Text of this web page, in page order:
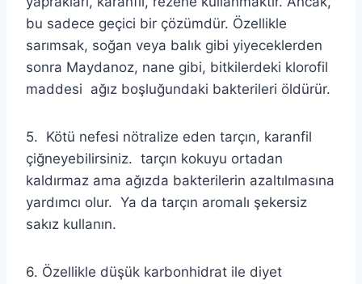
bu sadece geçici bir çözümdür. Özellikle
sarımsak, soğan veya balık gibi yiyeceklerden
sonra Maydanoz, nane gibi, bitkilerdeki klorofil
maddesi ağız boşluğundaki bakterileri öldürür.
5. Kötü nefesi nötralize eden tarçın, karanfil
çiğneyebilirsiniz. tarçın kokuyu ortadan
kaldırmaz ama ağızda bakterilerin azaltılmasına
yardımcı olur. Ya da tarçın aromalı şekersiz
sakız kullanın.
6. Özellikle düşük karbonhidrat ile diyet